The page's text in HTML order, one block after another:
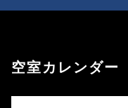
空室カレンダー